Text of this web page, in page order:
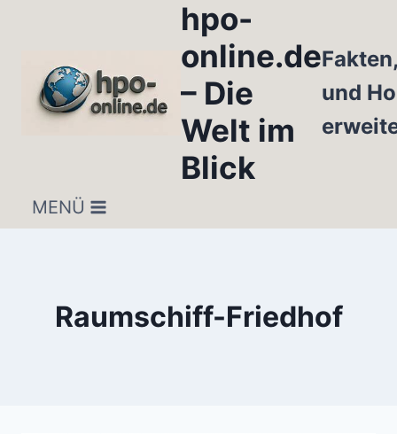
hpo-
online.de
– Die
Welt im
Blick
und
MENÜ
Raumschiff-Friedhof